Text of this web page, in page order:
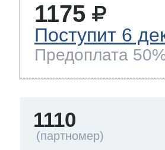
1175
Поступит 6
Предоплата
1110